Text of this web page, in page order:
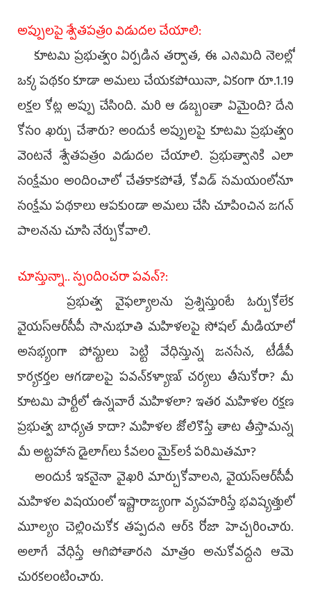
అప్పులపై శ్వేతపత్రం విడుదల చేయాలి:
కూటమి ప్రభుత్వం ఏర్పడిన తర్వాత, ఈ ఎనిమిది నెలల్లో
ఒక్క పథకం కూడా అమలు చేయకపోయినా, ఏకంగా రూ.1.19
లక్షల కోట్ల అప్పు చేసింది. మరి ఆ డబ్బంతా ఏమైంది? దేని
కోసం ఖర్చు చేశారు? అందుకే అప్పులపై కూటమి ప్రభుత్వం
వెంటనే శ్వేతపత్రం విడుదల చేయాలి. ప్రభుత్వానికి ఎలా
సంక్షేమం అందించాలో చేతకాకపోతే, కోవిడ్‌ సమయంలోనూ
సంక్షేమ పథకాలు ఆపకుండా అమలు చేసి చూపించిన జగన్‌
పాలనను చూసి నేర్చుకోవాలి.
చూస్తున్నా.. స్పందించరా పవన్‌?:
ప్రభుత్వ వైఫల్యాలను ప్రశ్నిస్తుంటే ఓర్చుకోలేక
వైయ‌స్ఆర్‌సీపీ సానుభూతి మహిళలపై సోషల్‌ మీడియాలో
అసభ్యంగా పోస్టులు పెట్టి వేధిస్తున్న జనసేన, టీడీపీ
కార్యకర్తల ఆగడాలపై పవన్‌కళ్యాణ్‌ చర్యలు తీసుకోరా? మీ
కూటమి పార్టీలో ఉన్నవారే మహిళలా? ఇతర మహిళల రక్షణ
ప్రభుత్వ బాధ్యత కాదా? మహిళల జోలికొస్తే తాట తీస్తామన్న
మీ అట్టహాస డైలాగ్‌లు కేవలం మైక్‌లకే పరిమితమా?
అందుకే ఇకనైనా వైఖరి మార్చుకోవాలని, వైయ‌స్ఆర్‌సీపీ
మహిళల విషయంలో ఇష్టారాజ్యంగా వ్యవహరిస్తే భవిష్యత్తులో
మూల్యం చెల్లించుకోక తప్పదని ఆర్‌కె రోజా హెచ్చరించారు.
అలాగే వేధిస్తే ఆగిపోతారని మాత్రం అనుకోవద్దని ఆమె
చురకలంటించారు.